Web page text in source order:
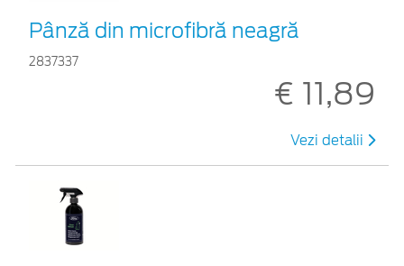
Pânză din microfibră neagră
2837337
€ 11,89
Vezi detalii